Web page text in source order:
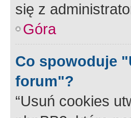
się z
Góra
Co spowoduje
forum"?
“Usuń cookies